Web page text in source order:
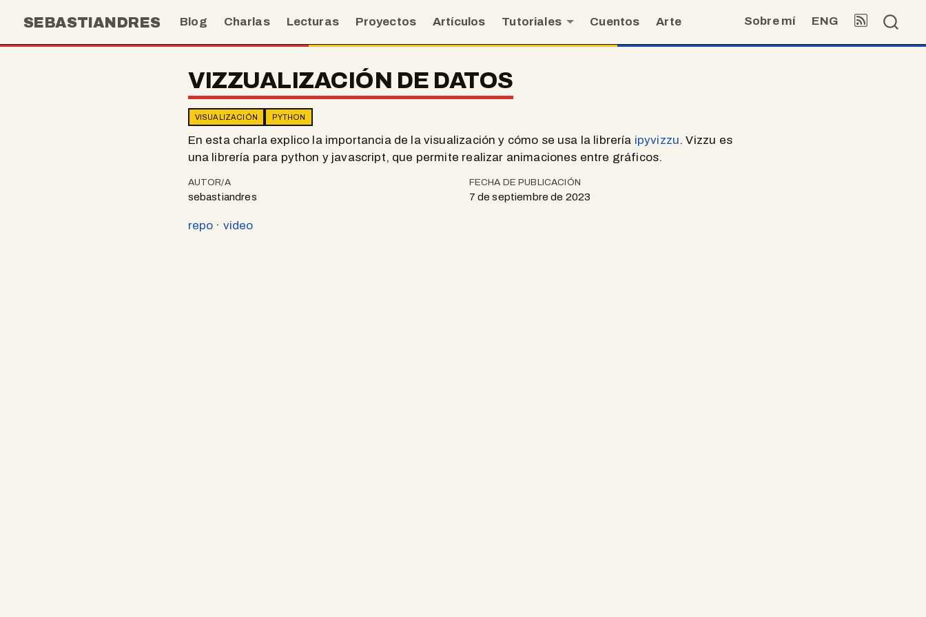
SEBASTIANDRES Blog Charlas Lecturas Proyectos Artículos Tutoriales Cuentos Arte Sobre mí ENG
VIZZUALIZACIÓN DE DATOS
VISUALIZACIÓN PYTHON
En esta charla explico la importancia de la visualización y cómo se usa la librería ipyvizzu. Vizzu es
una librería para python y javascript, que permite realizar animaciones entre gráficos.
AUTOR/A
sebastiandres
FECHA DE PUBLICACIÓN
7 de septiembre de 2023
repo · video